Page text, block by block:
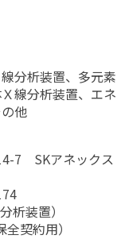
分析装置、多元素
線分析装置、エネ
他
7 SKアネックス
析装置）
全契約用）